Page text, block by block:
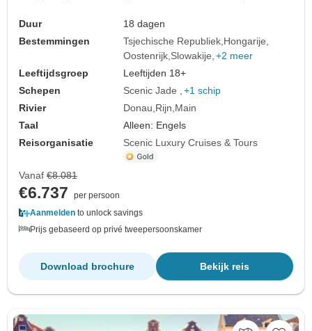
Duur
18 dagen
Bestemmingen
Tsjechische Republiek Hongarije
Oostenrijk Slowakije +2 meer
Leeftijdsgroep
Leeftijden 18+
Schepen
Scenic Jade
+1 schip
Rivier
Donau Rijn Main
Taal
Alleen: Engels
Reisorganisatie
Scenic Luxury Cruises & Tours
Vanaf €8.081
€6.737
per persoon
Aanmelden to unlock savings
Prijs gebaseerd op privé tweepersoonskamer
Bekijk reis
Download brochure